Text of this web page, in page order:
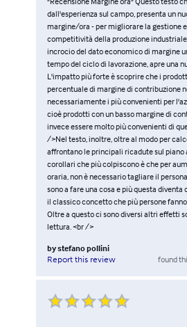
dall'esperienza sul campo, presenta un
margine/ora - per migliorare la gestione
competitività della produzione
incrocio del dato economico di margine
tempo del ciclo di lavorazione, apre una
L'impatto più forte è scoprire che i
percentuale di margine di contribuzione
necessariamente i più convenienti per
cioè prodotti con un basso margine di
invece essere molto più convenienti di
/>Nel testo, inoltre, oltre al modo per
affrontano le principali ricadute sul piano
corollari che più colpiscono è che per
oraria, non è necessario tagliare il
sono a fare una cosa e più questa
il classico concetto che più persone
Oltre a questo ci sono diversi altri effetti
lettura. <br />
bystefano pollini
Report this review
found